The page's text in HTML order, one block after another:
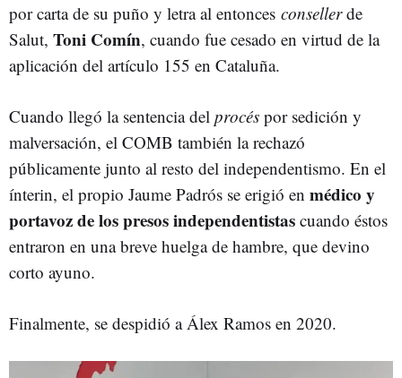
por carta de su puño y letra al entonces consellerde
Salut, Toni Comín, cuando fue cesado en virtud de la
aplicación del artículo 155 en Cataluña.
Cuando llegó la sentencia del procés por sedición y
malversación, el COMB también la rechazó
públicamente junto al resto del independentismo. En el
ínterin, el propio Jaume Padrós se erigió en médico y
portavoz de los presos independentistas cuando éstos
entraron en una breve huelga de hambre, que devino
corto ayuno.
Finalmente, se despidió a Álex Ramos en 2020.